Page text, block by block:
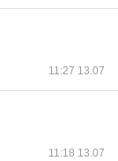
11:27 13.07
11:18 13.07